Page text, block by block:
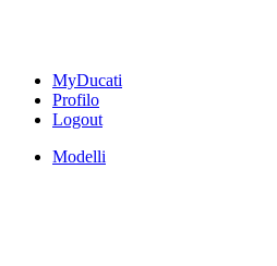
MyDucati
Profilo
Logout
Modelli